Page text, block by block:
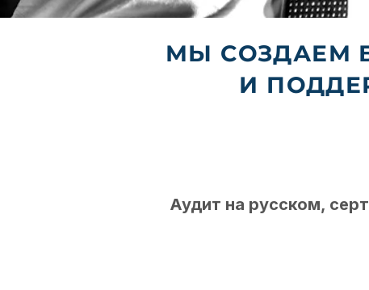
МЫ СОЗДАЕМ
И
Аудит на русском,